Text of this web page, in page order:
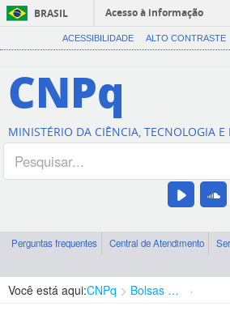
BRASIL
Acesso à informação
ACESSIBILIDADE ALTO CONTRASTE
CNPq
MINISTÉRIO DA CIÊNCIA, TECNOLOGIA E
Perguntas frequentes Central de Atendimento
Você está aqui:CNPq Bolsas e Auxílios Vigentes